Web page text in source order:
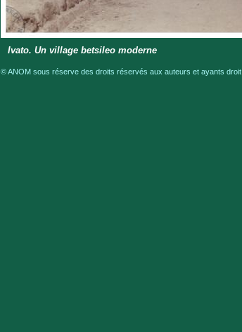
Ivato. Un village betsileo moderne
© ANOM sous réserve des droits réservés aux auteurs et ayants droit